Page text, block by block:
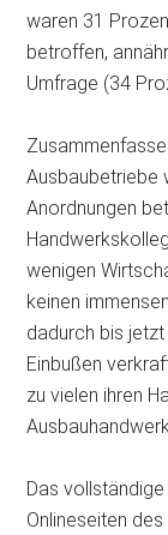
waren 31
betroffen,
Umfrage (34
Ausbaubetriebe
Anordnungen
wenigen
keinen
dadurch bis
Einbußen
zu vielen ihren
Das
Onlineseiten